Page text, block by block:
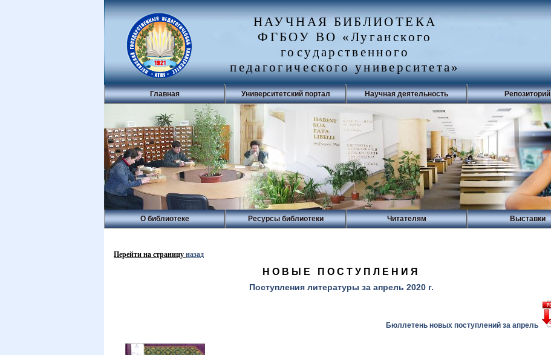
НАУЧНАЯ БИБЛИОТЕКА
ФГБОУ ВО «Луганского
государственного
педагогического университета»
Главная Университетский портал Научная деятельность Репозиторий
О библиотеке Ресурсы библиотеки Читателям Выставки
Перейти на страницу назад
НОВЫЕ ПОСТУПЛЕНИЯ
Поступления литературы за апрель 2020 г.
Бюллетень новых поступлений за апрель